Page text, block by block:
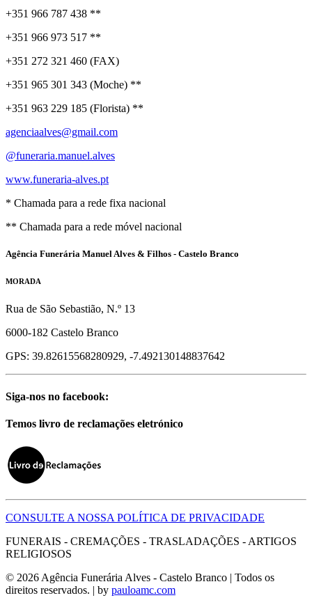
+351 966 787 438 **
+351 966 973 517 **
+351 272 321 460 (FAX)
+351 965 301 343 (Moche) **
+351 963 229 185 (Florista) **
agenciaalves@gmail.com
@funeraria.manuel.alves
www.funeraria-alves.pt
* Chamada para a rede fixa nacional
** Chamada para a rede móvel nacional
Agência Funerária Manuel Alves & Filhos - Castelo Branco
MORADA
Rua de São Sebastião, N.º 13
6000-182 Castelo Branco
GPS: 39.82615568280929, -7.492130148837642
Siga-nos no facebook:
Temos livro de reclamações eletrónico
CONSULTE A NOSSA POLÍTICA DE PRIVACIDADE
FUNERAIS - CREMAÇÕES - TRASLADAÇÕES - ARTIGOS
RELIGIOSOS
© 2026 Agência Funerária Alves - Castelo Branco | Todos os
direitos reservados. | by pauloamc.com